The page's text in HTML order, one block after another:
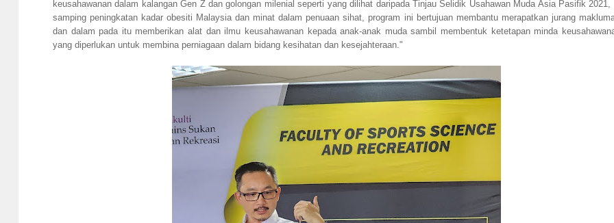
keusahawanan dalam kalangan Gen Z dan golongan milenial seperti yang dilihat daripada Tinjau Selidik Usahawan Muda Asia Pasifik 2021,
samping peningkatan kadar obesiti Malaysia dan minat dalam penuaan sihat, program ini bertujuan membantu merapatkan jurang
dan dalam pada itu memberikan alat dan ilmu keusahawanan kepada anak-anak muda sambil membentuk ketetapan minda
yang diperlukan untuk membina perniagaan dalam bidang kesihatan dan kesejahteraan."